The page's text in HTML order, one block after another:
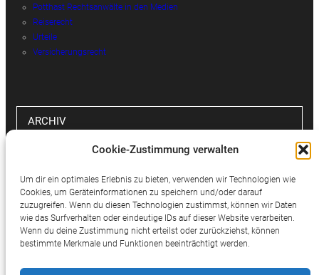
Cookie-Zustimmung verwalten
Um dir ein optimales Erlebnis zu bieten, verwenden wir Technologien wie
Cookies, um Geräteinformationen zu speichern und/oder darauf
zuzugreifen. Wenn du diesen Technologien zustimmst, können wir Daten
wie das Surfverhalten oder eindeutige IDs auf dieser Website verarbeiten.
Wenn du deine Zustimmung nicht erteilst oder zurückziehst, können
bestimmte Merkmale und Funktionen beeinträchtigt werden.
Potthast Rechtsanwälte in den Medien
Reiserecht
Urteile
Versicherungsrecht
ARCHIV
SOCIAL MEDIA
Twitter Facebook Instagram